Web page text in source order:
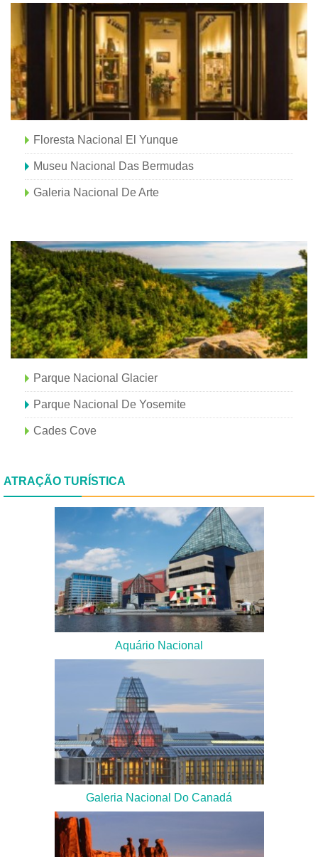
Floresta Nacional El Yunque
Museu Nacional Das Bermudas
Galeria Nacional De Arte
Parque Nacional Glacier
Parque Nacional De Yosemite
Cades Cove
ATRAÇÃO TURÍSTICA
Aquário Nacional
Galeria Nacional Do Canadá